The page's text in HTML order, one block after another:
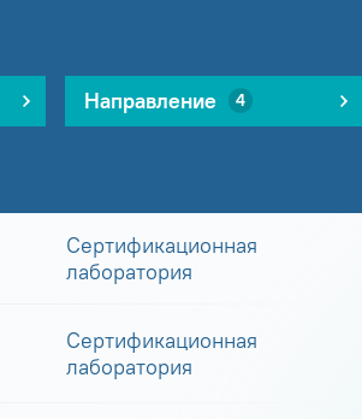
Направление 4
Сертификационная
лаборатория
Сертификационная
лаборатория